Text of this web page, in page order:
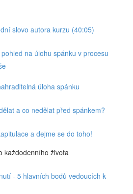
slovo autora kurzu (40:05)
na úlohu spánku v procesu
úloha spánku
a co nedělat před spánkem?
a dejme se do toho!
každodenního života
- 5 hlavních bodů vedoucích k